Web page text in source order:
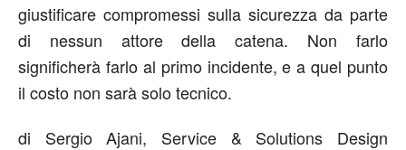
giustificare compromessi sulla sicurezza da parte
di nessun attore della catena. Non farlo
significherà farlo al primo incidente, e a quel punto
il costo non sarà solo tecnico.
di Sergio Ajani, Service & Solutions Design